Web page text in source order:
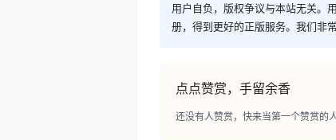
用户自负，版权争议与本站无关。
册，得到更好的正版服务。我们非
点点赞赏，手留余香
还没有人赞赏，快来当第一个赞赏的人